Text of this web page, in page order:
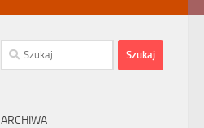
Szukaj:
ARCHIWA